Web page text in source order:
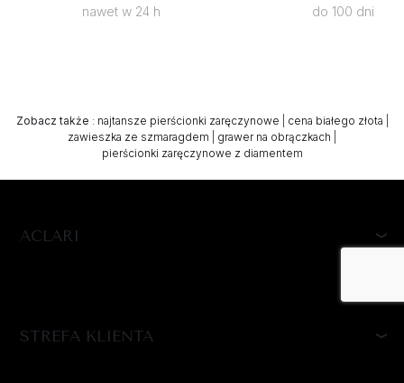
nawet w 24 h
do 100 dni
Zobacz także : najtansze pierścionki zaręczynowe cena białego złota
zawieszka ze szmaragdem
grawer na obrączkach
pierścionki zaręczynowe z diamentem
ACLARI
STREFA KLIENTA